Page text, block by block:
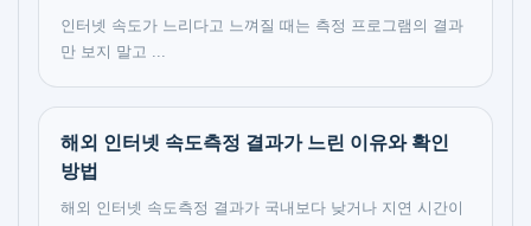
인터넷 속도가 느리다고 느껴질 때는 측정 프로그램의 결과
만 보지 말고 ...
해외 인터넷 속도측정 결과가 느린 이유와 확인
방법
해외 인터넷 속도측정 결과가 국내보다 낮거나 지연 시간이